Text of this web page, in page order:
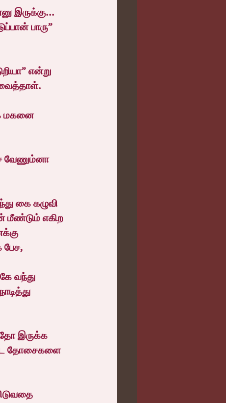
இருக்கு...
பாரு”
என்று
மகனை
வேணும்னா
கை கழுவி
எகிற
பேச,
வந்து
தோ இருக்க
தோசைகளை